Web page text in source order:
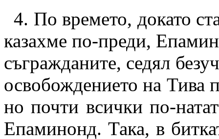
4. По времето, докато
казахме по-преди,
съгражданите, седял
освобождението на Тива
но почти всички по-
Епаминонд. Така, в